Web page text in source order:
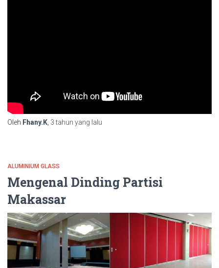
Oleh Fhany.K 3 tahun yang lalu
ALUMINIUM GLASS
Mengenal Dinding Partisi
Makassar